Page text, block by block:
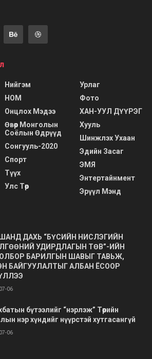
Нийгэм
НОМ
Онцлох Мэдээ
Өвөр Монголын
Соёлын Өдрүүд
Сонгууль-2020
Спорт
Түүх
Улс Төр
Урлаг
Фото
ХАН-УУЛ ДҮҮРЭГ
Хууль
Шинжлэх Ухаан
Эдийн Засаг
ЭМЯ
Энтертайнмент
Эрүүл Мэнд
ДАХЬ “БҮСИЙН НИСЛЭГИЙН
УДИРДЛАГЫН ТӨВ”-ИЙН
БАРИЛГЫН ШАВЫГ ТАВЬЖ,
БАЙГУУЛАЛТЫГ АЛБАН ЁСООР
06
бүтээлийг “нэрлэж” Төрийн
нэр хүндийг нүүрстэй хутгасангүй
06